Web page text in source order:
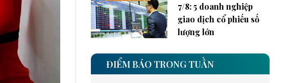
7/8: 5 doanh nghiệp
giao dịch cổ phiếu số
lượng lớn
ĐIỂM BÁO TRONG TUẦN